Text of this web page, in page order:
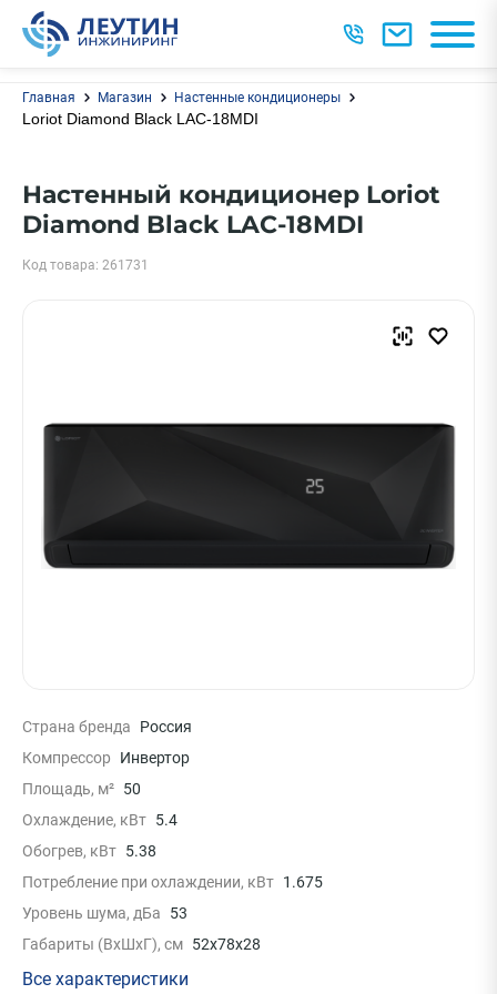
Главная Магазин Настенные кондиционеры
Loriot Diamond Black LAC-18MDI
Настенный кондиционер Loriot
Diamond Black LAC-18MDI
Код товара: 261731
Страна бренда
Россия
Компрессор
Инвертор
Площадь, м² 50
Охлаждение, кВт 5.4
Обогрев, кВт 5.38
Потребление при охлаждении, кВт 1.675
Уровень шума, дБа
53
Габариты (ВхШхГ), см 52x78x28
Все характеристики